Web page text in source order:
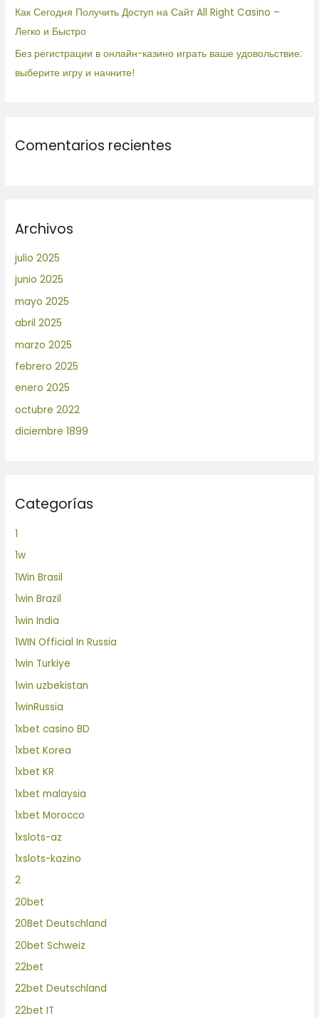
Как Сегодня Получить Доступ на Сайт All Right Casino –
Легко и Быстро
Без регистрации в онлайн-казино играть ваше удовольствие:
выберите игру и начните!
Comentarios recientes
Archivos
julio 2025
junio 2025
mayo 2025
abril 2025
marzo 2025
febrero 2025
enero 2025
octubre 2022
diciembre 1899
Categorías
1
1w
1Win Brasil
1win Brazil
1win India
1WIN Official In Russia
1win Turkiye
1win uzbekistan
1winRussia
1xbet casino BD
1xbet Korea
1xbet KR
1xbet malaysia
1xbet Morocco
1xslots-az
1xslots-kazino
2
20bet
20Bet Deutschland
20bet Schweiz
22bet
22bet Deutschland
22bet IT